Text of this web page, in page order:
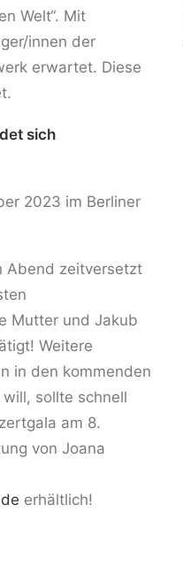
Welt“. Mit
innen der
erwartet. Diese
sich
2023 im Berliner
Abend zeitversetzt
Mutter und Jakub
Weitere
in den kommenden
sollte schnell
am 8.
von Joana
erhältlich!